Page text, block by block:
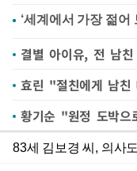
결별 아이유, 전 남
효린 "절친에게 남
황기순 "원정 도박